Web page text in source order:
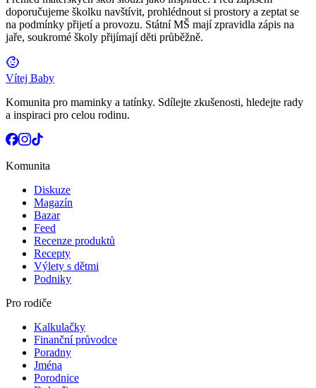
doporučujeme školku navštívit, prohlédnout si prostory a zeptat se
na podmínky přijetí a provozu. Státní MŠ mají zpravidla zápis na
jaře, soukromé školy přijímají děti průběžně.
Vítej Baby
Komunita pro maminky a tatínky. Sdílejte zkušenosti, hledejte rady
a inspiraci pro celou rodinu.
Komunita
Diskuze
Magazín
Bazar
Feed
Recenze produktů
Recepty
Výlety s dětmi
Podniky
Pro rodiče
Kalkulačky
Finanční průvodce
Poradny
Jména
Porodnice